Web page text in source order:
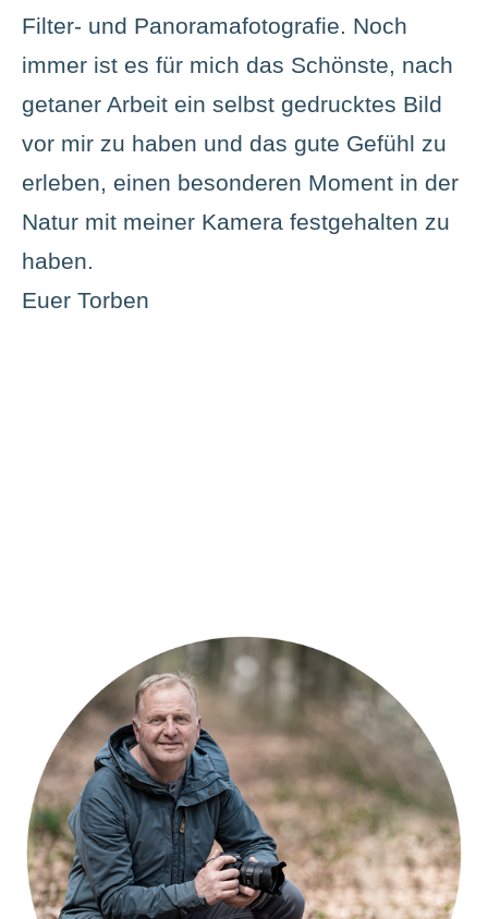
Filter- und Panoramafotografie. Noch
immer ist es für mich das Schönste, nach
getaner Arbeit ein selbst gedrucktes Bild
vor mir zu haben und das gute Gefühl zu
erleben, einen besonderen Moment in der
Natur mit meiner Kamera festgehalten zu
haben.
Euer Torben